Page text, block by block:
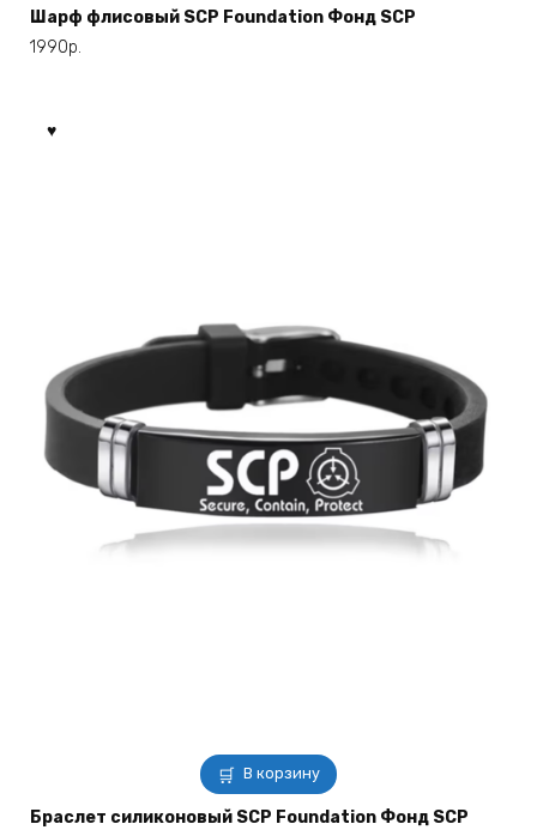
Шарф флисовый SCP Foundation Фонд SCP
1990р.
В корзину
Браслет силиконовый SCP Foundation Фонд SCP